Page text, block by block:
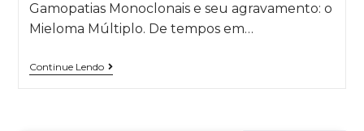
Gamopatias Monoclonais e seu agravamento: o
Mieloma Múltiplo. De tempos em…
Continue Lendo